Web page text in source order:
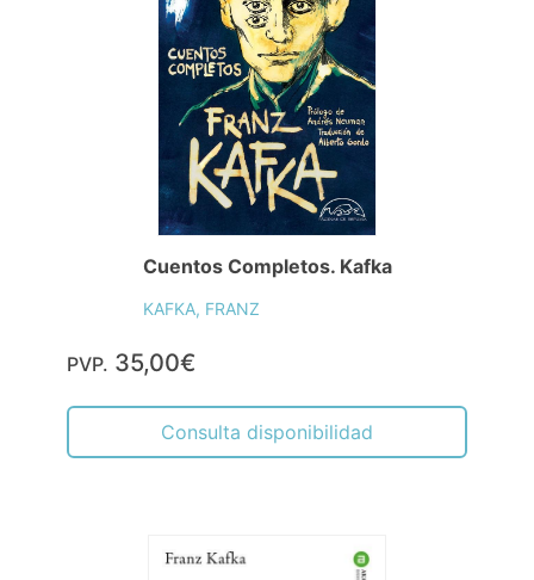
Cuentos Completos. Kafka
KAFKA, FRANZ
PVP. 35,00€
Consulta disponibilidad